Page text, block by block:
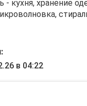
- кухня, хранение
в 04:22